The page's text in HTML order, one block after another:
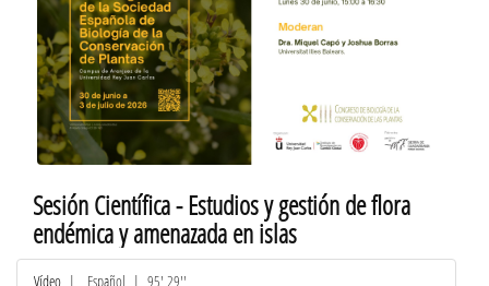
Sesión Científica - Estudios y gestión de flora
endémica y amenazada en islas
Vídeo | Español | 95' 29''